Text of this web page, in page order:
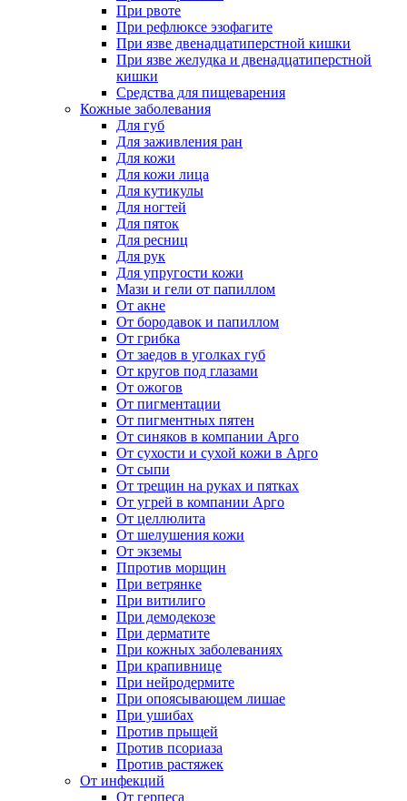
При рвоте
При рефлюксе эзофагите
При язве двенадцатиперстной кишки
При язве желудка и двенадцатиперстной
кишки
Средства для пищеварения
Кожные заболевания
Для губ
Для заживления ран
Для кожи
Для кожи лица
Для кутикулы
Для ногтей
Для пяток
Для ресниц
Для рук
Для упругости кожи
Мази и гели от папиллом
От акне
От бородавок и папиллом
От грибка
От заедов в уголках губ
От кругов под глазами
От ожогов
От пигментации
От пигментных пятен
От синяков в компании Арго
От сухости и сухой кожи в Арго
От сыпи
От трещин на руках и пятках
От угрей в компании Арго
От целлюлита
От шелушения кожи
От экземы
Ппротив морщин
При ветрянке
При витилиго
При демодекозе
При дерматите
При кожных заболеваниях
При крапивнице
При нейродермите
При опоясывающем лишае
При ушибах
Против прыщей
Против псориаза
Против растяжек
От инфекций
От герпеса